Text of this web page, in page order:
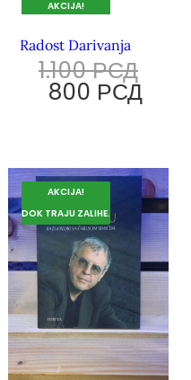
AKCIJA!
Radost Darivanja
1.100РСД
800 РСД
AKCIJA!
DOK TRAJU ZALIHE.